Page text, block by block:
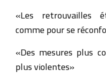
«Les retrouvailles
comme pour se
«Des mesures plus
plus violentes»